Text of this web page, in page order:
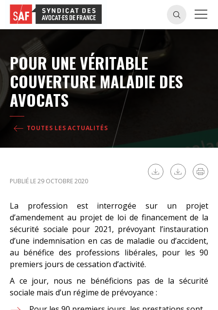
POUR UNE VÉRITABLE
COUVERTURE MALADIE DES
AVOCATS
TOUTES LES ACTUALITÉS
PUBLIÉ LE 29 OCTOBRE 2020
La profession est interrogée sur un projet
d’amendement au projet de loi de financement de la
sécurité sociale pour 2021, prévoyant l’instauration
d’une indemnisation en cas de maladie ou d’accident,
au bénéfice des professions libérales, pour les 90
premiers jours de cessation d’activité.
A ce jour, nous ne bénéficions pas de la sécurité
sociale mais d’un régime de prévoyance :